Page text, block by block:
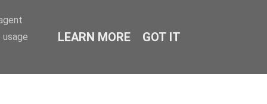
LEARN MORE GOT IT